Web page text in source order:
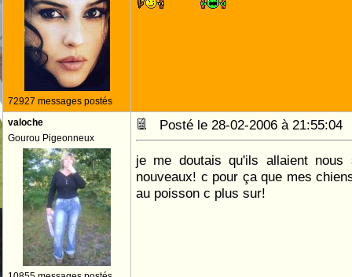
72927 messages postés
valoche
Gourou Pigeonneux
Posté le 28-02-2006 à
je me doutais qu'ils allaient
nouveaux! c pour ça que mes
au poisson c plus sur!